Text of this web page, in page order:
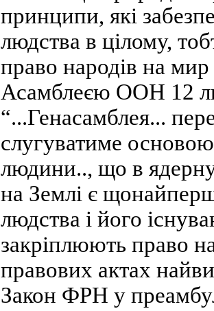
принципи, які
людства в цілому,
право народів на
Асамблеєю ООН 12
“...Генасамблея...
слугуватиме
людини.., що в
на Землі є
людства і його
закріплюють право
правових актах
Закон ФРН у